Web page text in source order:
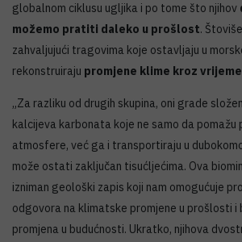
globalnom ciklusu ugljika i po tome što njihov
možemo pratiti daleko u prošlost.
zahvaljujući tragovima koje ostavljaju u
rekonstruiraju promjene klime kroz vrijeme
„Za razliku od drugih skupina, oni grade
kalcijeva karbonata koje ne samo da pomažu
atmosfere, već ga i transportiraju u
može ostati zaključan tisućljećima. Ova
izniman geološki zapis koji nam omogućuje
odgovora na klimatske promjene u prošlosti i
promjena u budućnosti. Ukratko, njihova